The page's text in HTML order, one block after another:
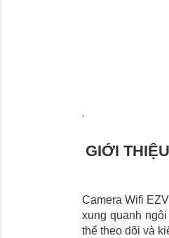
'
GIỚI
Camera Wifi
xung quanh
thể theo dõi và